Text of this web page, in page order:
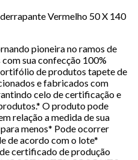
Vermelho 50 X 140
pioneira no ramos de
sua confecção 100%
de produtos tapete de
e fabricados com
celo de certificação e
O produto pode
relação a medida de sua
menos* Pode ocorrer
de acordo com o lote*
certificado de produção